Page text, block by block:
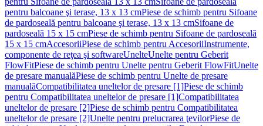
pentru balcoane şi terase, 13 x 13 cmPiese de schimb pentru Sifoane
de pardoseală pentru balcoane şi terase, 13 x 13 cmSifoane de
pardoseală 15 x 15 cmPiese de schimb pentru Sifoane de pardoseală
15 x 15 cmAccesoriiPiese de schimb pentru AccesoriiInstrumente,
componente de reţea şi softwareUnelteUnelte pentru Geberit
FlowFitPiese de schimb pentru Unelte pentru Geberit FlowFitUnelte
de presare manualăPiese de schimb pentru Unelte de presare
manualăCompatibilitatea uneltelor de presare [1]Piese de schimb
pentru Compatibilitatea uneltelor de presare [1]Compatibilitatea
uneltelor de presare [2]Piese de schimb pentru Compatibilitatea
uneltelor de presare [2]Unelte pentru prelucrarea ţevilorPiese de